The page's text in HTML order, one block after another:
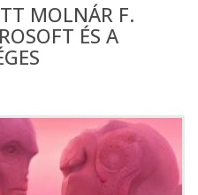
MOLNÁR F.
ÉS A